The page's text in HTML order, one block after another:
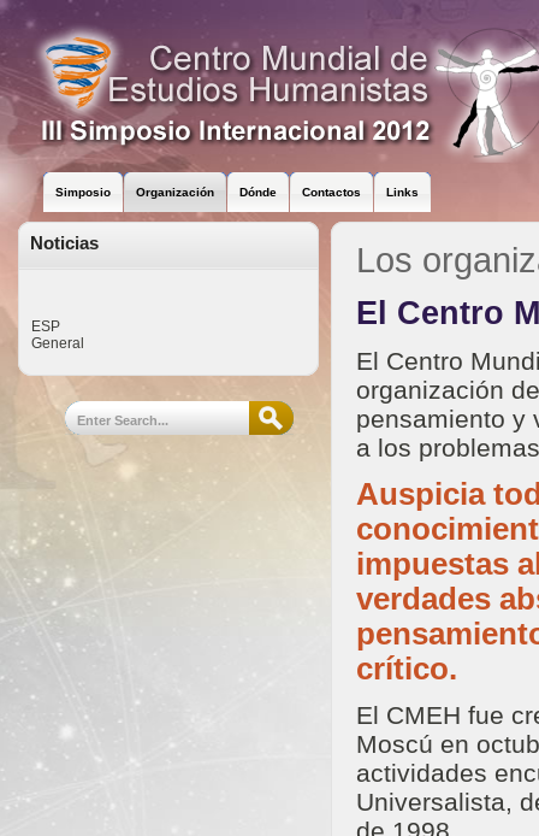
Simposio Organización Dónde Contactos Links
Noticias
ESP
General
Los
El Centro
El Centro
organización
pensamiento y
a los
Auspicia
impuestas
verdades
crítico.
El CMEH fue
Moscú en
actividades
Universalista,